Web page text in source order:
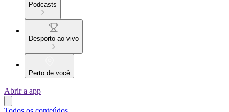
Podcasts
Desporto ao vivo
Perto de você
Abrir a app